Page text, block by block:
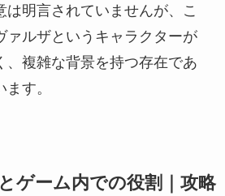
明言されていませんが、こ
ァルザというキャラクターが
、複雑な背景を持つ存在であ
す。
ゲーム内での役割｜攻略